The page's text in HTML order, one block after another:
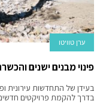
ערן טוויטו
פינוי מבנים ישנים
בעידן של התחדשות עירונית
בדרך להקמת פרויקטים חדשים